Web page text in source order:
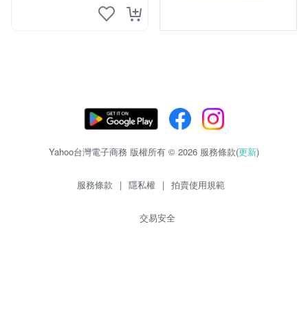
Yahoo台灣電子商務 版權所有 © 2026 服務條款(更新)
服務條款 | 隱私權 | 拍賣使用規範
交易安全